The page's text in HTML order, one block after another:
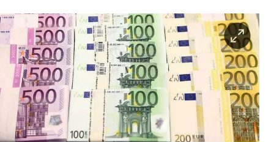
sport
berlin
nord
wahrheit